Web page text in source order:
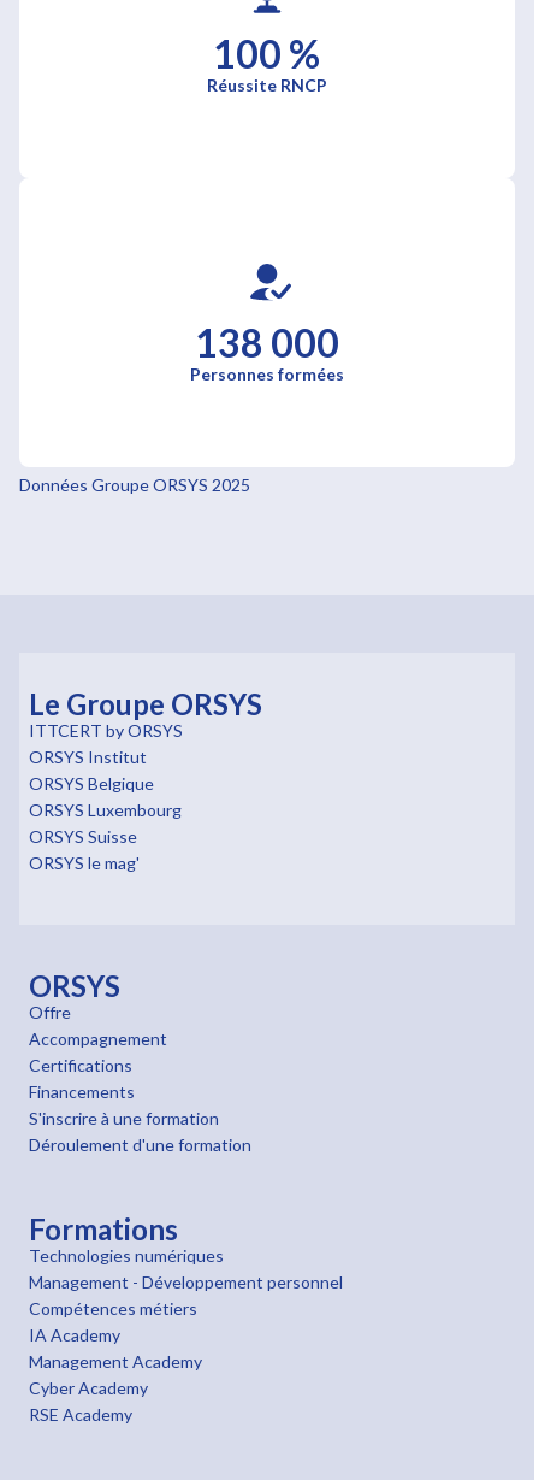
100 %
Réussite RNCP
138 000
Personnes formées
Données Groupe ORSYS 2025
Le Groupe ORSYS
ITTCERT by ORSYS
ORSYS Institut
ORSYS Belgique
ORSYS Luxembourg
ORSYS Suisse
ORSYS le mag'
ORSYS
Offre
Accompagnement
Certifications
Financements
S'inscrire à une formation
Déroulement d'une formation
Formations
Technologies numériques
Management - Développement personnel
Compétences métiers
IA Academy
Management Academy
Cyber Academy
RSE Academy